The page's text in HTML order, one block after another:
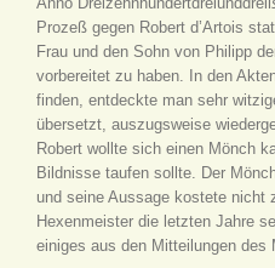
Prozeß gegen Robert d’Artois
Frau und den Sohn von Philipp
vorbereitet zu haben. In den
finden, entdeckte man sehr
übersetzt, auszugsweise
Robert wollte sich einen Mönch
Bildnisse taufen sollte. Der
und seine Aussage kostete nicht
Hexenmeister die letzten Jahre
einiges aus den Mitteilungen des